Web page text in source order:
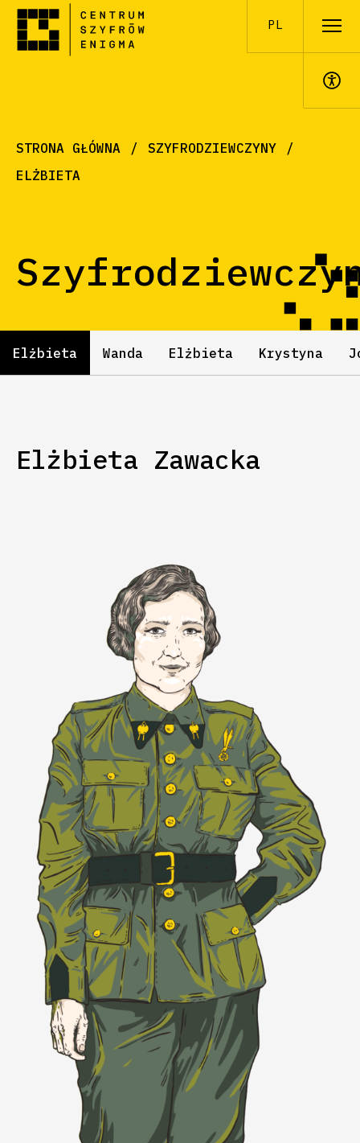
PL
STRONA GŁÓWNA
SZYFRODZIEWCZYNY
ELŻBIETA
Elżbieta Wanda Elżbieta Krystyna
Elżbieta Zawacka